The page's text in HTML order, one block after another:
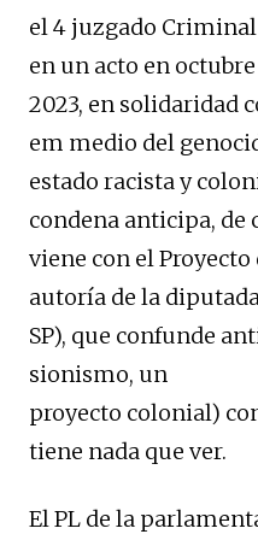
el 4 juzgado
en un acto en octubre
2023, en solidaridad
em medio del
estado racista y
condena anticipa, de
viene con el Proyecto
autoría de la
SP), que confunde
sionismo, un
proyecto colonial)
tiene nada que ver.
El PL de la